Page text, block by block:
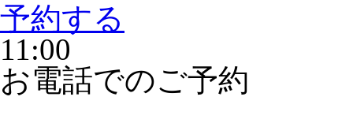
予約する
11:00
お電話でのご予約